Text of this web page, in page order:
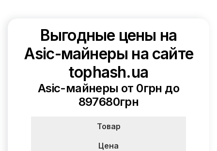
Выгодные цены на
Asic-майнеры на сайте
tophash.ua
Asic-майнеры от 0грн до
897680грн
Товар
Цена